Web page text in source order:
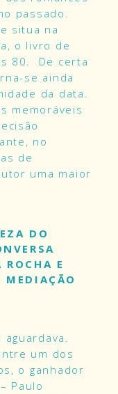
passado.
situa na
o livro de
80. De certa
se ainda
da data.
memoráveis
no
de
uma maior
DO
ROCHA E
MEDIAÇÃO
um dos
o ganhador
Paulo